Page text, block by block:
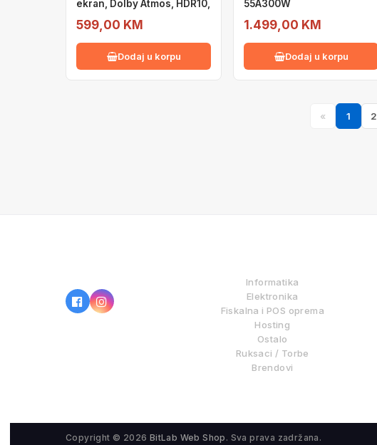
ekran, Dolby Atmos, HDR10,
599,00 KM
Dodaj u korpu
55A300W
1.499,00 KM
Dodaj u korpu
« 1 2
Informatika
Elektronika
Fiskalna i POS oprema
Hosting
Ostalo
Ruksaci / Torbe
Brendovi
Copyright © 2026 BitLab Web Shop . Sva prava zadržana.